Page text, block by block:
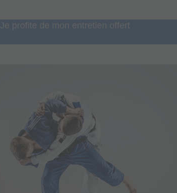
Je profite de mon entretien offert